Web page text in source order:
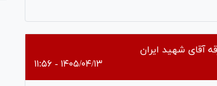
آقای شهید ایران
۱۴۰۵/۰۴/۱۳ - ۱۱:۵۶